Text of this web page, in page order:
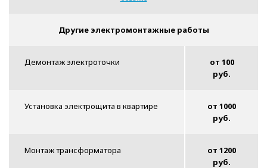
Другие электромонтажные работы
Демонтаж электроточки
от 100
руб.
Установка электрощита в квартире
от 1000
руб.
Монтаж трансформатора
от 1200
руб.